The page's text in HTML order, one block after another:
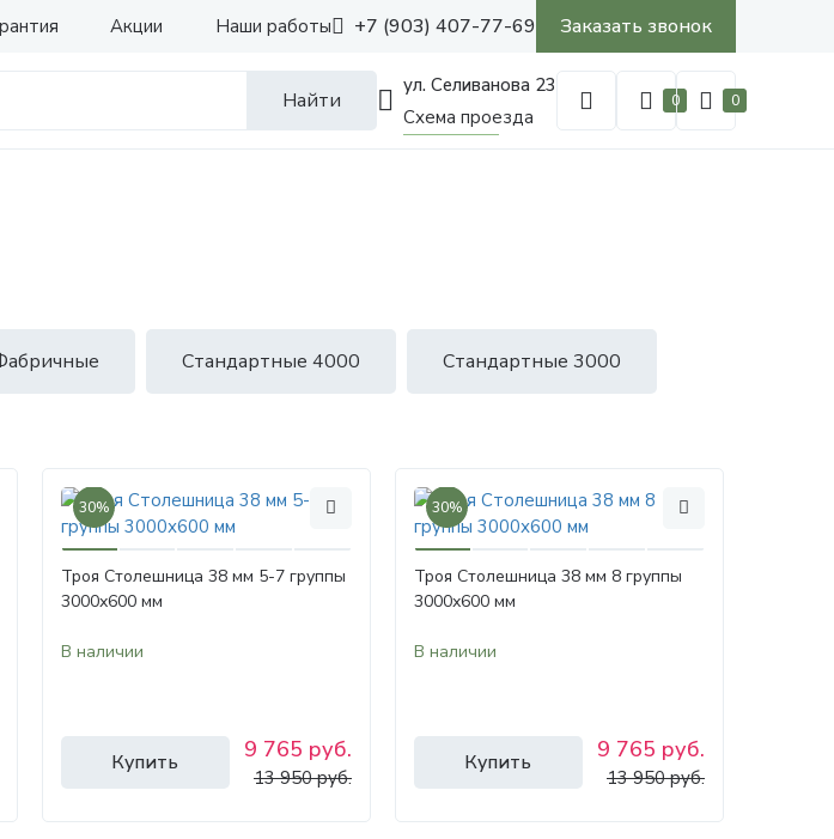
Наши работы
Акции +7 (903) 407-77-69 Заказать звонок
Найти
ул. Селиванова 23
Схема проезда
0 0
Стандартные 4000 Стандартные 3000
30%
Троя Столешница 38 мм 5-7 группы
3000х600 мм
В наличии
Купить 9 765 руб.
13 950 руб.
30%
Троя Столешница 38 мм 8 группы
3000х600 мм
В наличии
Купить 9 765 руб.
13 950 руб.